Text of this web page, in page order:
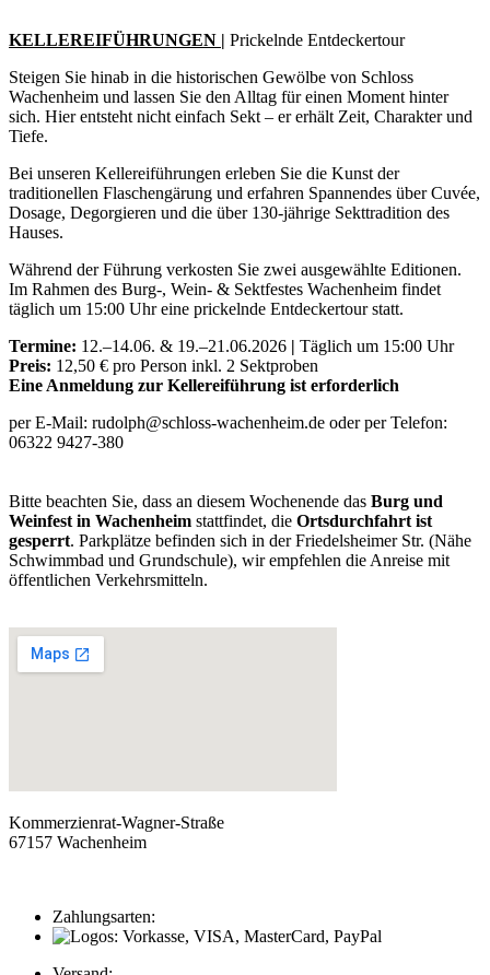
KELLEREIFÜHRUNGEN | Prickelnde Entdeckertour
Steigen Sie hinab in die historischen Gewölbe von Schloss
Wachenheim und lassen Sie den Alltag für einen Moment hinter
sich. Hier entsteht nicht einfach Sekt – er erhält Zeit, Charakter und
Tiefe.
Bei unseren Kellereiführungen erleben Sie die Kunst der
traditionellen Flaschengärung und erfahren Spannendes über Cuvée,
Dosage, Degorgieren und die über 130-jährige Sekttradition des
Hauses.
Während der Führung verkosten Sie zwei ausgewählte Editionen.
Im Rahmen des Burg-, Wein- & Sektfestes Wachenheim findet
täglich um 15:00 Uhr eine prickelnde Entdeckertour statt.
Termine: 12.–14.06. & 19.–21.06.2026 | Täglich um 15:00 Uhr
Preis: 12,50 € pro Person inkl. 2 Sektproben
Eine Anmeldung zur Kellereiführung ist erforderlich
per E-Mail: rudolph@schloss-wachenheim.de oder per Telefon:
06322 9427-380
Bitte beachten Sie, dass an diesem Wochenende das Burg und
Weinfest in Wachenheim stattfindet, die Ortsdurchfahrt ist
gesperrt. Parkplätze befinden sich in der Friedelsheimer Str. (Nähe
Schwimmbad und Grundschule), wir empfehlen die Anreise mit
öffentlichen Verkehrsmitteln.
Kommerzienrat-Wagner-Straße
67157 Wachenheim
Zahlungsarten: